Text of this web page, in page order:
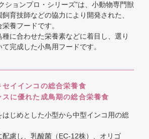
ションプロ・シリーズ”は、小動物専門獣
育技師などの協力により開発された、
養フードです。
に合わせた栄養素などに着目し、選り
完成した小鳥用フードです。
セイインコの総合栄養食
スに優れた成鳥期の総合栄養食
はじめとした小型から中型インコ用の総
配慮し、乳酸菌（EC-12株）、オリゴ